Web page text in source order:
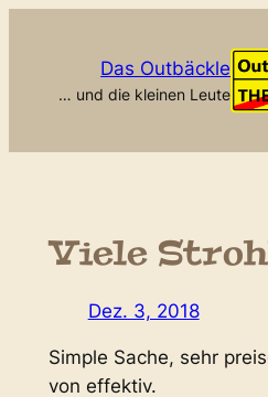
Das Outbäckle
… und die kleinen Leute
Viele
Dez. 3, 2018
Simple Sache, sehr
von effektiv.